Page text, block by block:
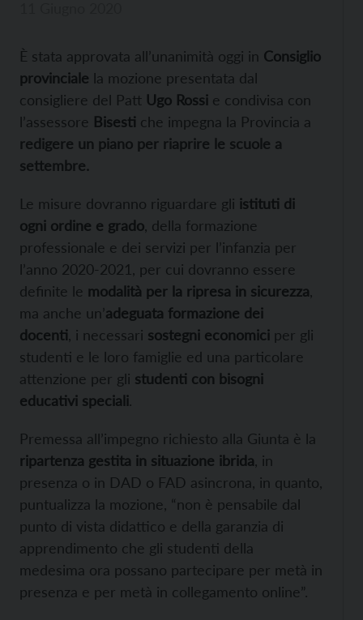
È stata approvata all’unanimità oggi in Consiglio
provinciale la mozione presentata dal
consigliere del Patt Ugo Rossi e condivisa con
l’assessore Bisesti che impegna la Provincia a
redigere un piano per riaprire le scuole a
settembre.
Le misure dovranno riguardare gli istituti di
ogni ordine e grado, della formazione
professionale e dei servizi per l’infanzia per
l’anno 2020-2021, per cui dovranno essere
definite le modalità per la ripresa in sicurezza,
ma anche un’adeguata formazione dei
docenti, i necessari sostegni economici per gli
studenti e le loro famiglie ed una particolare
attenzione per gli studenti con bisogni
educativi speciali.
Premessa all’impegno richiesto alla Giunta è la
ripartenza gestita in situazione ibrida, in
presenza o in DAD o FAD asincrona, in quanto,
puntualizza la mozione, “non è pensabile dal
punto di vista didattico e della garanzia di
apprendimento che gli studenti della
medesima ora possano partecipare per metà in
presenza e per metà in collegamento online”.